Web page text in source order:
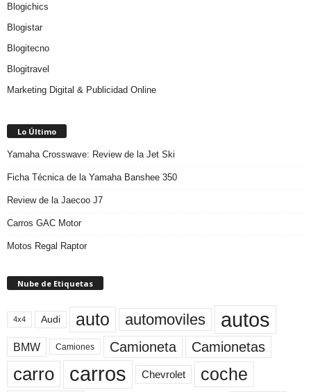
Blogichics
Blogistar
Blogitecno
Blogitravel
Marketing Digital & Publicidad Online
Lo Último
Yamaha Crosswave: Review de la Jet Ski
Ficha Técnica de la Yamaha Banshee 350
Review de la Jaecoo J7
Carros GAC Motor
Motos Regal Raptor
Nube de Etiquetas
4x4 Audi auto automoviles autos
BMW Camiones Camioneta Camionetas
carro carros Chevrolet coche